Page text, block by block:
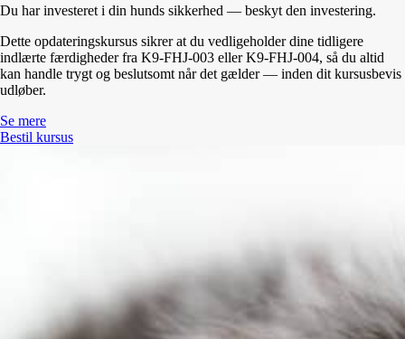
Du har investeret i din hunds sikkerhed — beskyt den investering.
Dette opdateringskursus sikrer at du vedligeholder dine tidligere
indlærte færdigheder fra K9-FHJ-003 eller K9-FHJ-004, så du altid
kan handle trygt og beslutsomt når det gælder — inden dit kursusbevis
udløber.
Se mere
Bestil kursus